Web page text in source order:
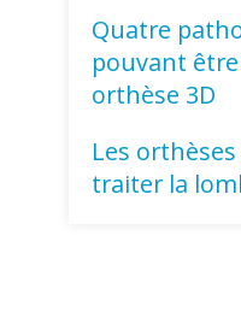
Quatre
pouvant
orthèse 3D
Les
traiter la